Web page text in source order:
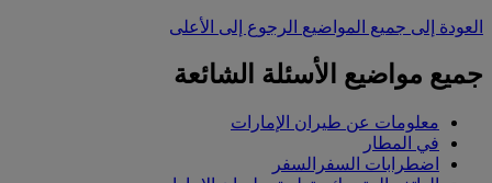
العودة إلى جميع المواضيع الرجوع إلى الأعلى
جميع مواضيع الأسئلة الشائعة
معلومات عن طيران الإمارات
في المطار
اضطرابات السفرالسفر